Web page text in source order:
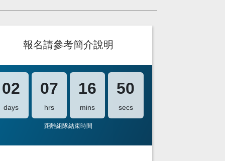
報名請參考簡介說明
02
days
07
hrs
16
mins
49
secs
距離組隊結束時間